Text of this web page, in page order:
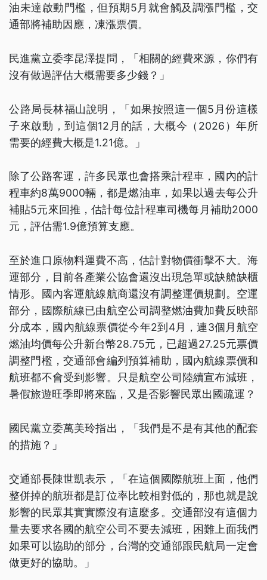
油未達啟動門檻，但預期5月就會觸及調漲門檻，交
通部將補助因應，凍漲票價。
民進黨立委李昆澤提問，「相關的經費來源，你們有
沒有做過評估大概需要多少錢？」
公路局長林福山說明，「如果按照這一個5月份這樣
子來啟動，到這個12月的話，大概今（2026）年所
需要的經費大概是1.21億。」
除了公路客運，許多民眾也會搭乘計程車，國內的計
程車約8萬9000輛，都是燃油車，如果以過去每公升
補貼5元來回推，估計每位計程車司機每月補助2000
元，評估需1.9億預算支應。
至於進口原物料運費不高，估計對物價衝擊不大。海
運部分，目前各產業公協會還沒出現急單或缺艙缺櫃
情形。國內客運航線航商還沒有調整運價規劃。空運
部分，國際航線已由航空公司調整燃油費加費反映部
分成本，國內航線票價從今年2到4月，連3個月航空
燃油均價每公升新台幣28.75元，已超過27.25元票價
調整門檻，交通部會編列預算補助，國內航線票價和
航班都不會受到影響。只是航空公司陸續宣布減班，
暑假旅遊旺季即將來臨，又是否影響民眾出國疏運？
國民黨立委萬美玲指出，「我們是不是有其他的配套
的措施？」
交通部長陳世凱表示，「在這個國際航班上面，他們
整併掉的航班都是訂位率比較相對低的，那也就是說
影響的民眾其實實際沒有這麼多。交通部沒有這個力
量去要求各國的航空公司不要去減班，困難上面我們
如果可以協助的部分，台灣的交通部跟民航局一定會
做更好的協助。」